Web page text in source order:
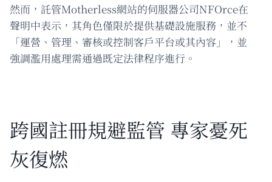
然而，託管Motherless網站的伺服器公司NFOrce在
聲明中表示，其角色僅限於提供基礎設施服務，並不
「運營、管理、審核或控制客戶平台或其內容」，並
強調濫用處理需通過既定法律程序進行。
跨國註冊規避監管 專家憂死
灰復燃